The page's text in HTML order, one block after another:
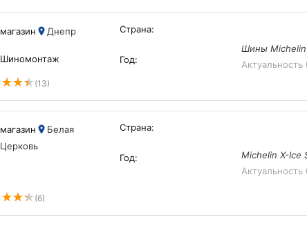
магазин Днепр
Шиномонтаж
(13)
Страна:
Год:
Шины Michelin
Актуальность
магазин
Белая
Церковь
(6)
Страна:
Год:
Michelin X-Ice
Актуальность